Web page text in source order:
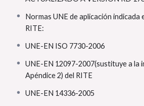
Competencias del Curso del RITE.
Adquirir el conocimiento teórico
para poder instalar y reparar un
Calefacción y Climatización
Normas UNE de aplicación indicada
RITE:
UNE-EN ISO 7730-2006
UNE-EN 12097-2007(sustituye a la
Apéndice 2) del RITE
UNE-EN 14336-2005